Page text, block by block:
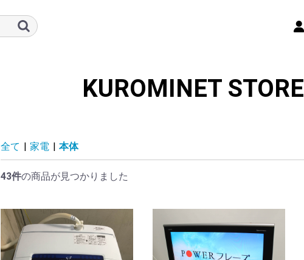
KUROMINET STORE
全て | 家電 | 本体
43件の商品が見つかりました